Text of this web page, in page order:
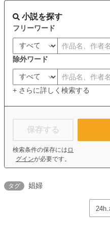
小説を探す
フリーワード
除外ワード
+ さらに詳しく検索する
保存する
検索条件の保存には ロ
グインが必要です。
タグ 娼婦